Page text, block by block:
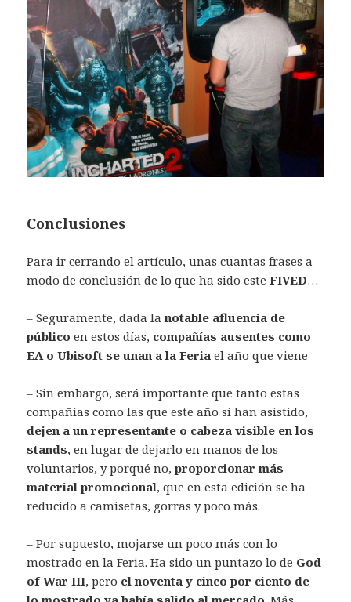
Conclusiones
Para ir cerrando el artículo, unas cuantas frases a
modo de conclusión de lo que ha sido esteFIVED…
– Seguramente, dada lanotable afluencia de
público en estos días, compañías ausentes como
EA o Ubisoft se unan a la Feria el año que viene
– Sin embargo, será importante que tanto estas
compañías como las que este año sí han asistido,
dejen a un representante o cabeza visible en los
stands, en lugar de dejarlo en manos de los
voluntarios, y porqué no,proporcionar más
material promocional, que en esta edición se ha
reducido a camisetas, gorras y poco más.
– Por supuesto, mojarse un poco más con lo
mostrado en la Feria. Ha sido un puntazo lo de God
of War III, pero el noventa y cinco por ciento de